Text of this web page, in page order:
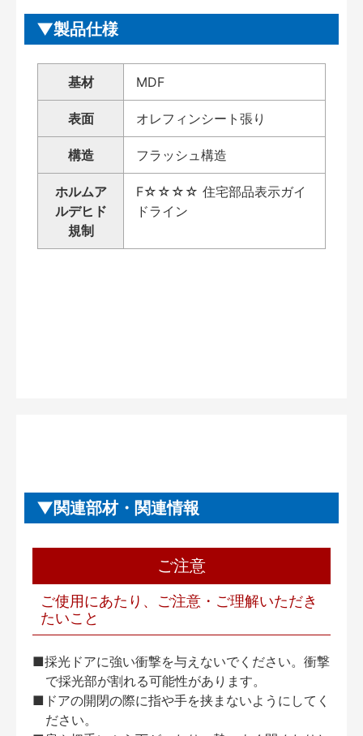
製品仕様
基材 MDF
表面 オレフィンシート張り
構造 フラッシュ構造
ホルムア
ルデヒド
規制
F☆☆☆☆ 住宅部品表示ガイ
ドライン
関連部材・関連情報
ご注意
ご使用にあたり、ご注意・ご理解いただき
たいこと
■採光ドアに強い衝撃を与えないでください。衝撃
で採光部が割れる可能性があります。
■ドアの開閉の際に指や手を挟まないようにしてく
ださい。